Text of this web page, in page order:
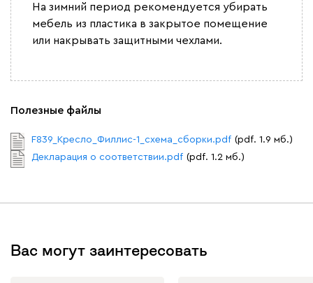
На зимний период рекомендуется убирать
мебель из пластика в закрытое помещение
или накрывать защитными чехлами.
Полезные файлы
F839_Кресло_Филлис-1_схема_сборки.pdf (pdf. 1.9 мб.)
Декларация о соответствии.pdf (pdf. 1.2 мб.)
Вас могут заинтересовать